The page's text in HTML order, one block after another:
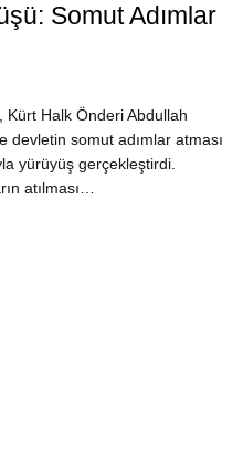
Somut Adımlar
Kürt Halk Önderi Abdullah
devletin somut adımlar atması
yürüyüş gerçekleştirdi.
atılması…